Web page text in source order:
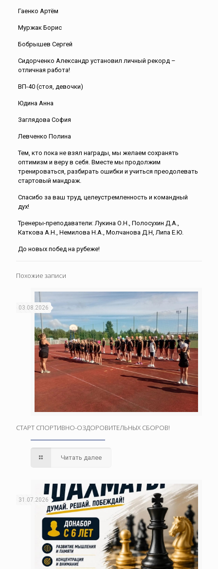
Гаенко Артём
Муржак Борис
Бобрышев Сергей
Сидорченко Александр установил личный рекорд –
отличная работа!
ВП-40 (стоя, девочки)
Юдина Анна
Заглядова София
Левченко Полина
Тем, кто пока не взял награды, мы желаем сохранять
оптимизм и веру в себя. Вместе мы продолжим
тренироваться, разбирать ошибки и учиться преодолевать
стартовый мандраж.
Спасибо за ваш труд, целеустремленность и командный
дух!
Тренеры-преподаватели: Лукина О.Н., Полосухин Д.А.,
Каткова А.Н., Немилова Н.А., Молчанова Д.Н, Липа Е.Ю.
До новых побед на рубеже!
Похожие записи
03.08.2026
СТАРТ СПОРТИВНО-ОЗДОРОВИТЕЛЬНЫХ СБОРОВ!
Читать далее
31.07.2026